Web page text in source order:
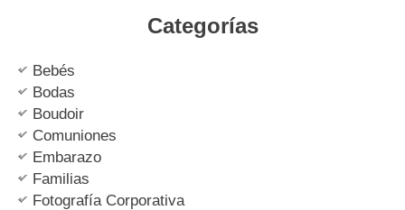
Categorías
Bebés
Bodas
Boudoir
Comuniones
Embarazo
Familias
Fotografía Corporativa